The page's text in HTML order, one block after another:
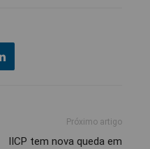
Próximo artigo
IICP tem nova queda em